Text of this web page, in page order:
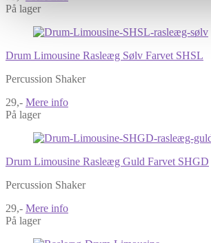
På lager
Drum Limousine Rasleæg Sølv Farvet SHSL
Percussion Shaker
29,- Mere info
På lager
Drum Limousine Rasleæg Guld Farvet SHGD
Percussion Shaker
29,- Mere info
På lager